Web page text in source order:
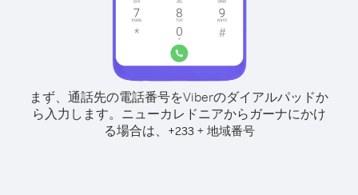
まず、通話先の電話番号をViberのダイアルパッドか
ら入力します。 ニューカレドニアからガーナにかけ
る場合は、
+233+ 地域番号